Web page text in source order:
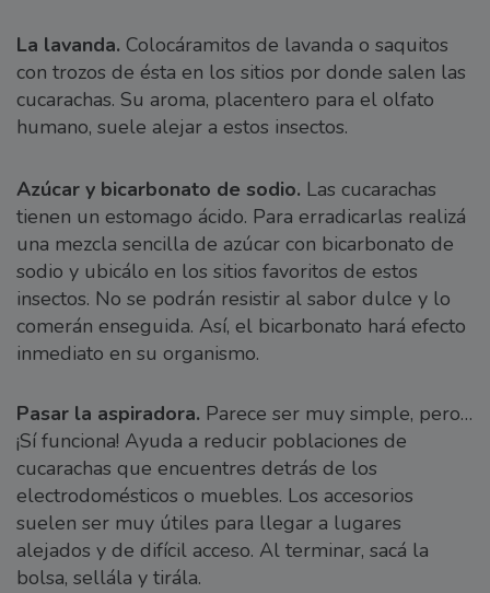
La lavanda. Colocáramitos de lavanda o saquitos
con trozos de ésta en los sitios por donde salen las
cucarachas. Su aroma, placentero para el olfato
humano, suele alejar a estos insectos.
Azúcar y bicarbonato de sodio. Las cucarachas
tienen un estomago ácido. Para erradicarlas realizá
una mezcla sencilla de azúcar con bicarbonato de
sodio y ubicálo en los sitios favoritos de estos
insectos. No se podrán resistir al sabor dulce y lo
comerán enseguida. Así, el bicarbonato hará efecto
inmediato en su organismo.
Pasar la aspiradora. Parece ser muy simple, pero…
¡Sí funciona! Ayuda a reducir poblaciones de
cucarachas que encuentres detrás de los
electrodomésticos o muebles. Los accesorios
suelen ser muy útiles para llegar a lugares
alejados y de difícil acceso. Al terminar, sacá la
bolsa, sellála y tirála.